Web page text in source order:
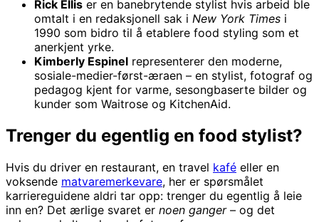
Rick Ellis er en banebrytende stylist hvis arbeid ble
omtalt i en redaksjonell sak i New York Times i
1990 som bidro til å etablere food styling som et
anerkjent yrke.
Kimberly Espinel representerer den moderne,
sosiale-medier-først-æraen – en stylist, fotograf og
pedagog kjent for varme, sesongbaserte bilder og
kunder som Waitrose og KitchenAid.
Trenger du egentlig en food stylist?
Hvis du driver en restaurant, en travel kafé eller en
voksende matvaremerkevare, her er spørsmålet
karriereguidene aldri tar opp: trenger du egentlig å leie
inn en? Det ærlige svaret er noen ganger– og det